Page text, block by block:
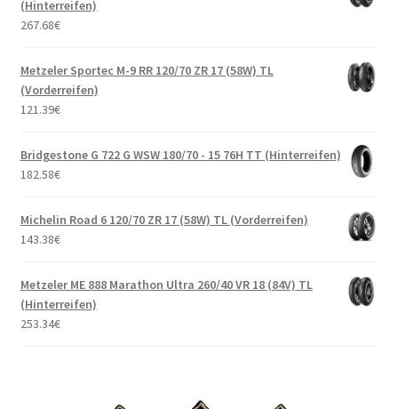
(Hinterreifen)
267.68€
Metzeler Sportec M-9 RR 120/70 ZR 17 (58W) TL
(Vorderreifen)
121.39€
Bridgestone G 722 G WSW 180/70 - 15 76H TT (Hinterreifen)
182.58€
Michelin Road 6 120/70 ZR 17 (58W) TL (Vorderreifen)
143.38€
Metzeler ME 888 Marathon Ultra 260/40 VR 18 (84V) TL
(Hinterreifen)
253.34€